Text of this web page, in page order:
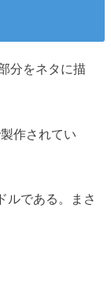
分をネタに描
作されてい
ルである。まさ